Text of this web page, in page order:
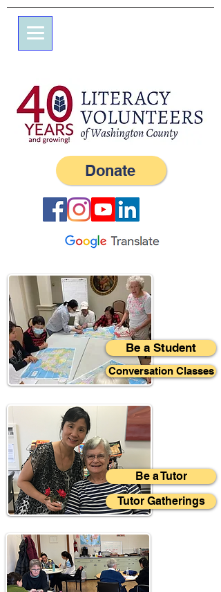
Donate
Conversation Classes
Be a Student
Be a Tutor
Tutor Gatherings